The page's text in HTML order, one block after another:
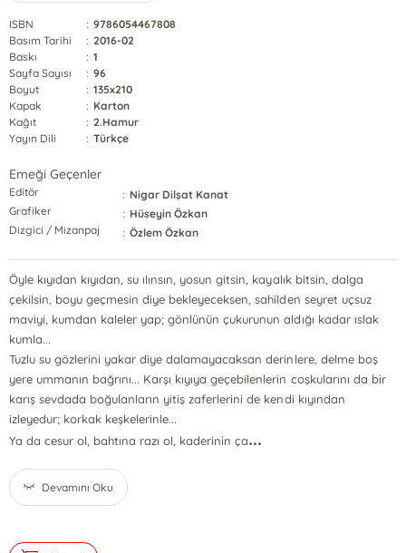
ISBN : 9786054467808
Basım Tarihi
: 2016-02
Baskı
: 1
Sayfa Sayısı
: 96
Boyut
: 135x210
Kapak
: Karton
Kağıt
: 2.Hamur
Yayın Dili
: Türkçe
Emeği Geçenler
Editör : Nigar Dilşat Kanat
Grafiker
: Hüseyin Özkan
Dizgici / Mizanpaj
: Özlem Özkan
Öyle kıyıdan kıyıdan, su ılınsın, yosun gitsin, kayalık bitsin, dalga
çekilsin, boyu geçmesin diye bekleyeceksen, sahilden seyret uçsuz
maviyi, kumdan kaleler yap; gönlünün çukurunun aldığı kadar ıslak
kumla...
Tuzlu su gözlerini yakar diye dalamayacaksan derinlere, delme boş
yere ummanın bağrını... Karşı kıyıya geçebilenlerin coşkularını da bir
karış sevdada boğulanların yitiş zaferlerini de kendi kıyından
izleyedur; korkak keşkelerinle...
Ya da cesur ol, bahtına razı ol, kaderinin ça...
Devamını Oku